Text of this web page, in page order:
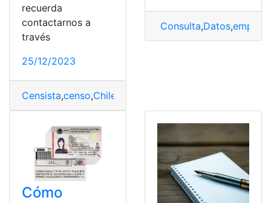
recuerda
contactarnos a
través
25/12/2023
Censista,censo,Chile
Consulta,Datos,
Cómo